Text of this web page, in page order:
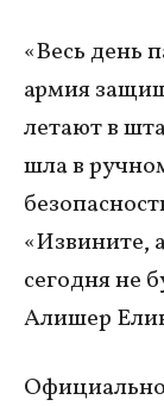
«Весь день
армия
летают в
шла в
«Извините,
сегодня не
Алишер